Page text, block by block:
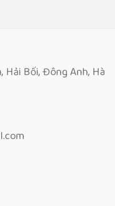
Hải Bối, Đông Anh, Hà